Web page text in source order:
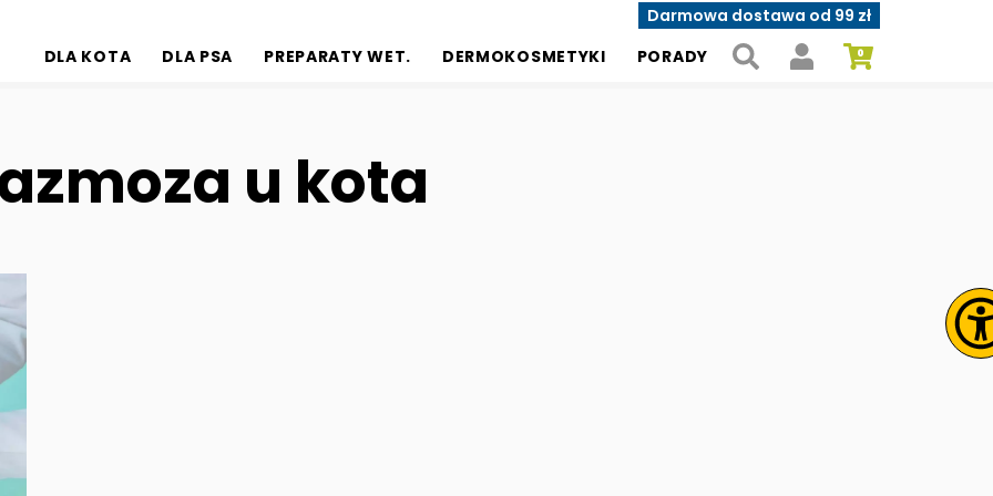
Darmowa dostawa od 99 zł
DLA KOTA
DLA PSA PREPARATY WET. DERMOKOSMETYKI PORADY
u kota